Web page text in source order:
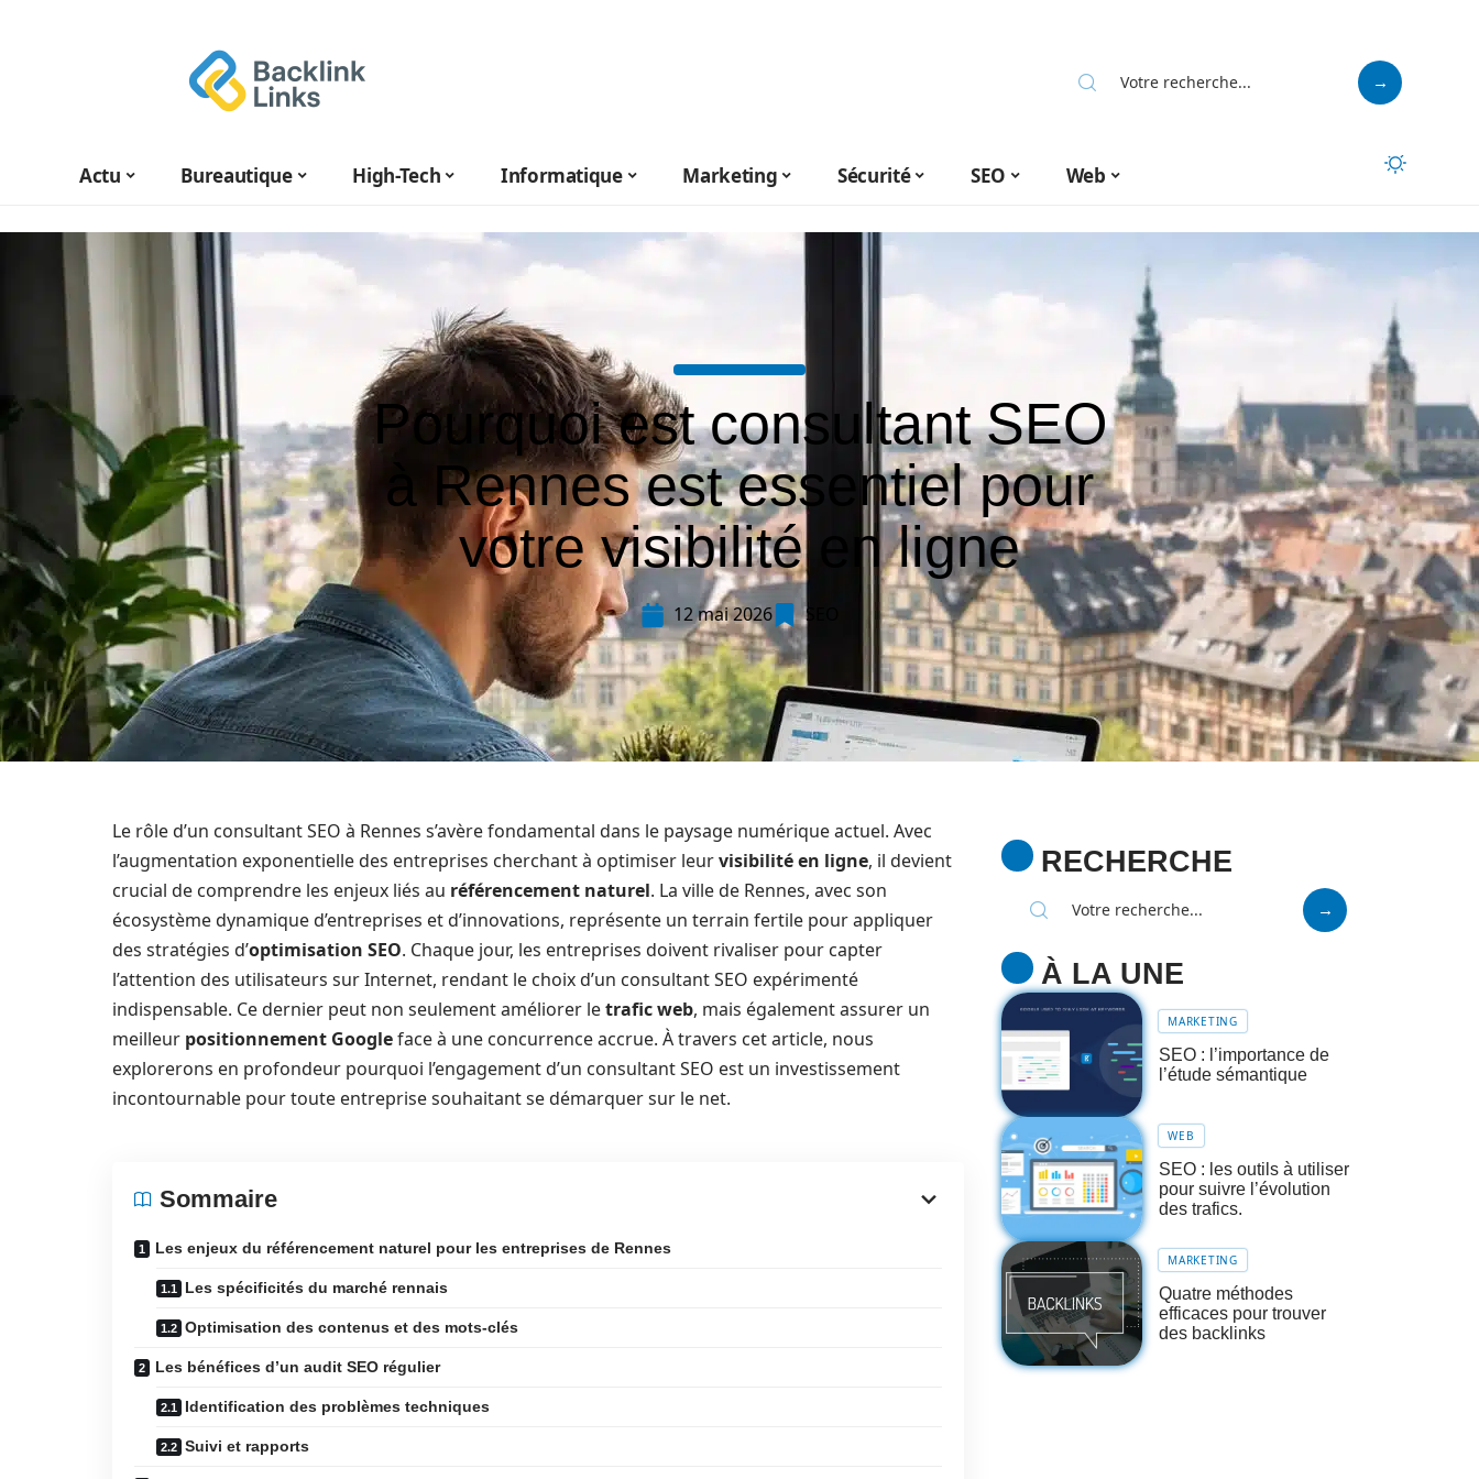
Actu Bureautique High-Tech Informatique Marketing Sécurité SEO Web
Pourquoi est consultant SEO
à Rennes est essentiel pour
votre visibilité en ligne
12 mai 2026 SEO
Le rôle d’un consultant SEO à Rennes s’avère fondamental dans le paysage numérique actuel. Avec
l’augmentation exponentielle des entreprises cherchant à optimiser leurvisibilité en ligne, il devient
crucial de comprendre les enjeux liés au référencement naturel. La ville de Rennes, avec son
écosystème dynamique d’entreprises et d’innovations, représente un terrain fertile pour appliquer
des stratégies d’optimisation SEO. Chaque jour, les entreprises doivent rivaliser pour capter
l’attention des utilisateurs sur Internet, rendant le choix d’un consultant SEO expérimenté
indispensable. Ce dernier peut non seulement améliorer letrafic web, mais également assurer un
meilleur positionnement Googleface à une concurrence accrue. À travers cet article, nous
explorerons en profondeur pourquoi l’engagement d’un consultant SEO est un investissement
incontournable pour toute entreprise souhaitant se démarquer sur le net.
Sommaire
Les enjeux du référencement naturel pour les entreprises de Rennes
Les spécificités du marché rennais
Optimisation des contenus et des mots-clés
Les bénéfices d’un audit SEO régulier
Identification des problèmes techniques
Suivi et rapports
RECHERCHE
À LA UNE
MARKETING
SEO : l’importance de
l’étude sémantique
WEB
SEO : les outils à utiliser
pour suivre l’évolution
des trafics.
MARKETING
Quatre méthodes
efficaces pour trouver
des backlinks